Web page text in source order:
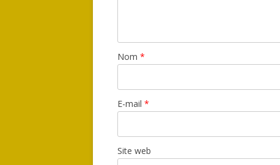
Nom *
E-mail *
Site web